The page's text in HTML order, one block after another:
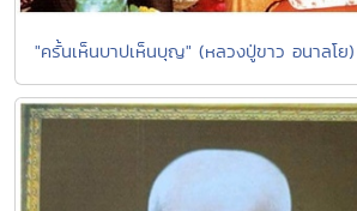
"ครั้นเห็นบาปเห็นบุญ" (หลวงปู่ขาว อนาลโย)